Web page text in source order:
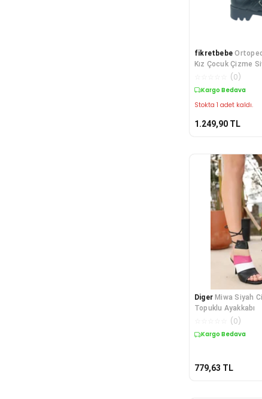
fikretbebe
Kız Çocuk Çizme
Tokalı Fermua
(0)
Kargo Bedava
Stokta 1 adet kaldı.
1.249,90 TL
Diger Miwa Siyah
Topuklu Ayakkabı
(0)
Kargo Bedava
779,63 TL